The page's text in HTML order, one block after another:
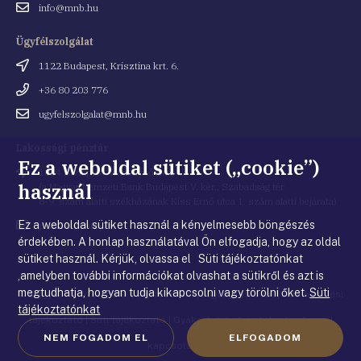
Emailinfo@mnb.hu
Ügyfélszolgálat
Cím
1122 Budapest, Krisztina krt. 6.
Telefonszám
+36 80 203 776
Emailugyfelszolgalat@mnb.hu
Cím 1054 Budapest, Kiss Ernő utca 1.
(a Magyar Nemzeti Bank Budapest V. ker., Szabadság tér
8-9. szám alatti székházának Kiss Ernő utca 1. szám alatti bejárata)
Email
cím
penztar@mnb.hu
© Magyar Nemzeti Bank |Impresszum|Jogi nyilatkozat|Adatkezelési
tájékoztató|Süti tájékoztató| Gyakorlati tudnivalók a honlappal
kapcsolatban
Ez a weboldal sütiket („cookie”)
használ
Ez a weboldal sütiket használ a kényelmesebb böngészés
érdekében. A honlap használatával Ön elfogadja, hogy az oldal
sütiket használ. Kérjük, olvassa el Süti tájékoztatónkat
,amelyben további információkat olvashat a sütikről és azt is
megtudhatja, hogyan tudja kikapcsolni vagy törölni őket.Süti
tájékoztatónkat
NEM FOGADOM EL ELFOGADOM